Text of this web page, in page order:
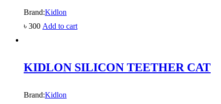
Brand:Kidlon
৳ 300 Add to cart
KIDLON SILICON TEETHER CAT
Brand:Kidlon